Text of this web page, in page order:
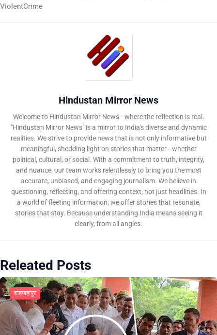
ViolentCrime
Hindustan Mirror News
Welcome to Hindustan Mirror News—where the reflection is real.
"Hindustan Mirror News" is a mirror to India's diverse and dynamic
realities. We strive to provide news that is not only informative but
meaningful, shedding light on stories that matter—whether
political, cultural, or social. With a commitment to truth, integrity,
and nuance, our team works relentlessly to bring you the most
accurate, unbiased, and engaging journalism. We believe in
questioning, reflecting, and offering context, not just headlines. In
a world of fleeting information, we offer stories that resonate,
stories that stay. Because understanding India means seeing it
clearly, from all angles.
Releated Posts
शाहजहांपुर